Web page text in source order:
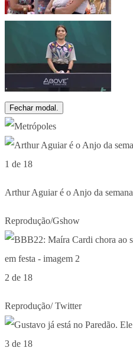
Fechar modal.
1 de 18
Arthur Aguiar é o Anjo da semana
Reprodução/Gshow
2 de 18
Reprodução/ Twitter
3 de 18